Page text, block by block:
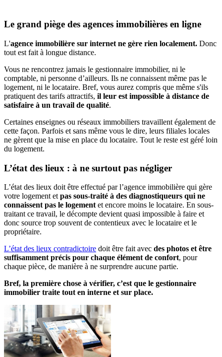
Le grand piège des agences immobilières en ligne
L'agence immobilière sur internet ne gère rien localement. Donc
tout est fait à longue distance.
Vous ne rencontrez jamais le gestionnaire immobilier, ni le
comptable, ni personne d’ailleurs. Ils ne connaissent même pas le
logement, ni le locataire. Bref, vous aurez compris que même s'ils
pratiquent des tarifs attractifs, il leur est impossible à distance de
satisfaire à un travail de qualité.
Certaines enseignes ou réseaux immobiliers travaillent également de
cette façon. Parfois et sans même vous le dire, leurs filiales locales
ne gèrent que la mise en place du locataire. Tout le reste est géré loin
du logement.
L’état des lieux : à ne surtout pas négliger
L’état des lieux doit être effectué par l’agence immobilière qui gère
votre logement etpas sous-traité à des diagnostiqueurs qui ne
connaissent pas le logementet encore moins le locataire. En sous-
traitant ce travail, le décompte devient quasi impossible à faire et
donc source trop souvent de contentieux avec le locataire et le
propriétaire.
L’état des lieux contradictoire doit être fait avec des photos et être
suffisamment précis pour chaque élément de confort, pour
chaque pièce, de manière à ne surprendre aucune partie.
Bref, la première chose à vérifier, c’est que le gestionnaire
immobilier traite tout en interne et sur place.